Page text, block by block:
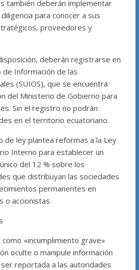
también deberán implementar
para conocer a sus
proveedores y
deberán registrarse en
de Información de las
(SUIOS), que se encuentra
del Ministerio de Gobierno para
Sin el registro no podrán
en el territorio ecuatoriano.
de ley plantea reformas a la Ley
Interno para establecer un
del 12 % sobre los
que distribuyan las sociedades
permanentes en
o accionistas.
«incumplimiento grave»
oculte o manipule información
reportada a las autoridades